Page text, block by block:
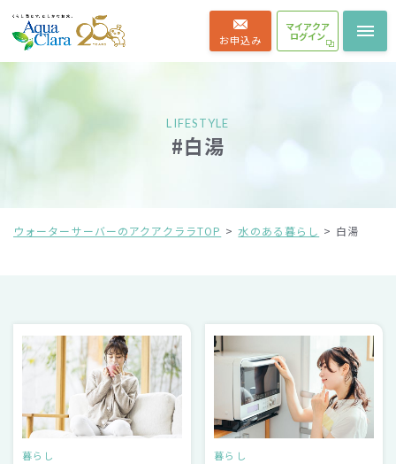
お申込み
マイアクア
ログイン
LIFESTYLE
#白湯
ウォーターサーバーのアクアクララTOP 水のある暮らし 白湯
暮らし 暮らし